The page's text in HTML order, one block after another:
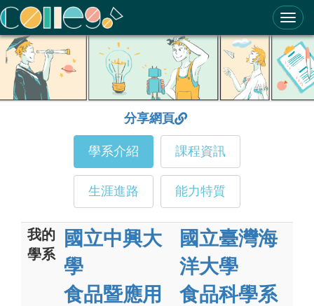
ColleGo! 大學選才與高中育才輔助系統
分享網頁
學系介紹 課程資訊
生涯進路 能力特質
我的
學系
國立中興大
學
食品暨應用
國立臺灣海
洋大學
食品科學系